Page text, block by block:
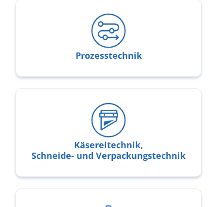
Prozesstechnik
Käsereitechnik,
Schneide- und Verpackungstechnik
Schneide- und Verpackungstechnik